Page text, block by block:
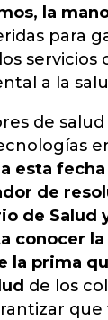
la
para
servicios
a la
de salud
esta fecha
de
de Salud
conocer
la prima
de los
que